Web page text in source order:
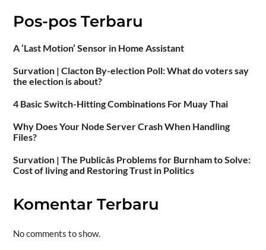
Pos-pos Terbaru
A ‘Last Motion’ Sensor in Home Assistant
Survation | Clacton By-election Poll: What do voters say
the election is about?
4 Basic Switch-Hitting Combinations For Muay Thai
Why Does Your Node Server Crash When Handling
Files?
Survation | The Publicâs Problems for Burnham to Solve:
Cost of living and Restoring Trust in Politics
Komentar Terbaru
No comments to show.